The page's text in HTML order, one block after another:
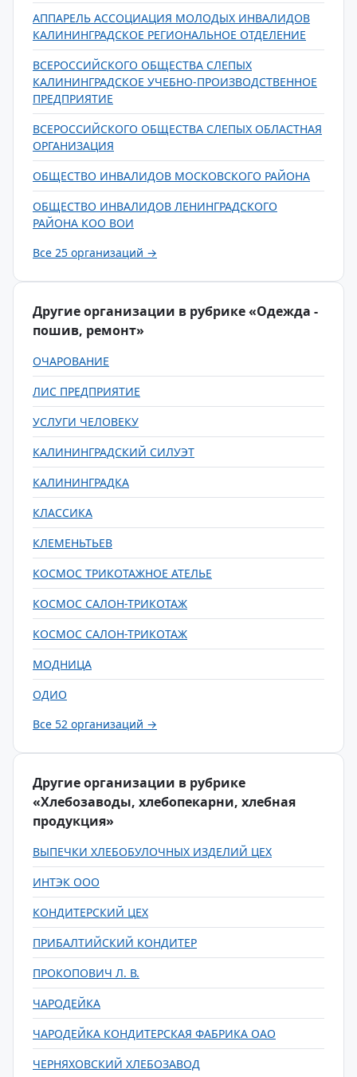
АППАРЕЛЬ АССОЦИАЦИЯ МОЛОДЫХ ИНВАЛИДОВ
КАЛИНИНГРАДСКОЕ РЕГИОНАЛЬНОЕ ОТДЕЛЕНИЕ
ВСЕРОССИЙСКОГО ОБЩЕСТВА СЛЕПЫХ
КАЛИНИНГРАДСКОЕ УЧЕБНО-ПРОИЗВОДСТВЕННОЕ
ПРЕДПРИЯТИЕ
ВСЕРОССИЙСКОГО ОБЩЕСТВА СЛЕПЫХ ОБЛАСТНАЯ
ОРГАНИЗАЦИЯ
ОБЩЕСТВО ИНВАЛИДОВ МОСКОВСКОГО РАЙОНА
ОБЩЕСТВО ИНВАЛИДОВ ЛЕНИНГРАДСКОГО
РАЙОНА КОО ВОИ
Все 25 организаций →
Другие организации в рубрике «Одежда -
пошив, ремонт»
ОЧАРОВАНИЕ
ЛИС ПРЕДПРИЯТИЕ
УСЛУГИ ЧЕЛОВЕКУ
КАЛИНИНГРАДСКИЙ СИЛУЭТ
КАЛИНИНГРАДКА
КЛАССИКА
КЛЕМЕНЬТЬЕВ
КОСМОС ТРИКОТАЖНОЕ АТЕЛЬЕ
КОСМОС САЛОН-ТРИКОТАЖ
КОСМОС САЛОН-ТРИКОТАЖ
МОДНИЦА
ОДИО
Все 52 организаций →
Другие организации в рубрике
«Хлебозаводы, хлебопекарни, хлебная
продукция»
ВЫПЕЧКИ ХЛЕБОБУЛОЧНЫХ ИЗДЕЛИЙ ЦЕХ
ИНТЭК ООО
КОНДИТЕРСКИЙ ЦЕХ
ПРИБАЛТИЙСКИЙ КОНДИТЕР
ПРОКОПОВИЧ Л. В.
ЧАРОДЕЙКА
ЧАРОДЕЙКА КОНДИТЕРСКАЯ ФАБРИКА ОАО
ЧЕРНЯХОВСКИЙ ХЛЕБОЗАВОД